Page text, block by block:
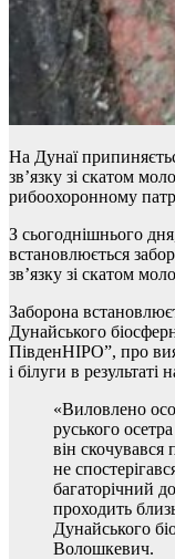
На Дунаї
зв’язку зі скатом
рибоохоронному
З сьогоднішнього
встановлюється
зв’язку зі скатом
Заборона
Дунайського
ПівденНІРО”, про
і білуги в
«Виловлено
руського
він скочувався
не
багаторічний
проходить
Дунайського
Волошкевич.